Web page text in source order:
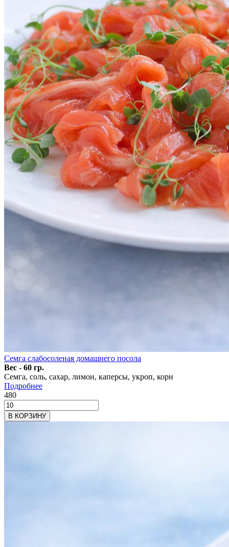
Семга слабосоленая домашнего посола
Вес - 60 гр.
Семга, соль, сахар, лимон, каперсы, укроп, корн
Подробнее
480
В КОРЗИНУ